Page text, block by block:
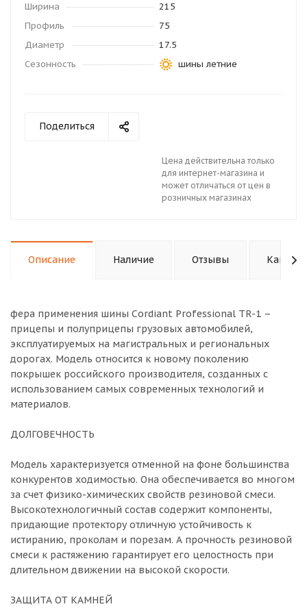
Ширина
215
Профиль
75
Диаметр
17.5
Сезонность
шины летние
Поделиться
Цена действительна только
для интернет-магазина и
может отличаться от цен в
розничных магазинах
Описание Наличие Отзывы Как
фера применения шины Cordiant Professional TR-1 –
прицепы и полуприцепы грузовых автомобилей,
эксплуатируемых на магистральных и региональных
дорогах. Модель относится к новому поколению
покрышек российского производителя, созданных с
использованием самых современных технологий и
материалов.
ДОЛГОВЕЧНОСТЬ
Модель характеризуется отменной на фоне большинства
конкурентов ходимостью. Она обеспечивается во многом
за счет физико-химических свойств резиновой смеси.
Высокотехнологичный состав содержит компоненты,
придающие протектору отличную устойчивость к
истиранию, проколам и порезам. А прочность резиновой
смеси к растяжению гарантирует его целостность при
длительном движении на высокой скорости.
ЗАЩИТА ОТ КАМНЕЙ